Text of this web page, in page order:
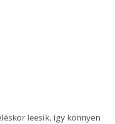
leesik, így könnyen